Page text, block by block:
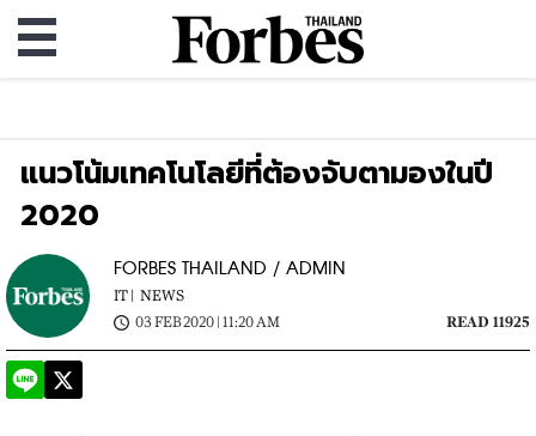
แนวโน้มเทคโนโลยีที่ต้องจับตามองในปี
2020
FORBES THAILAND / ADMIN
IT |
NEWS
03 FEB 2020 | 11:20 AM
READ 11925